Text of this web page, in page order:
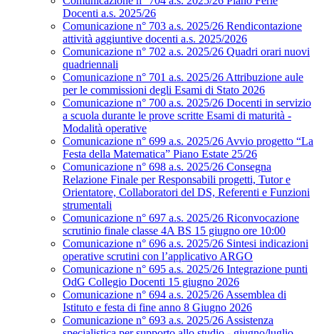
Docenti a.s. 2025/26
Comunicazione n° 703 a.s. 2025/26 Rendicontazione
attività aggiuntive docenti a.s. 2025/2026
Comunicazione n° 702 a.s. 2025/26 Quadri orari nuovi
quadriennali
Comunicazione n° 701 a.s. 2025/26 Attribuzione aule
per le commissioni degli Esami di Stato 2026
Comunicazione n° 700 a.s. 2025/26 Docenti in servizio
a scuola durante le prove scritte Esami di maturità -
Modalità operative
Comunicazione n° 699 a.s. 2025/26 Avvio progetto “La
Festa della Matematica” Piano Estate 25/26
Comunicazione n° 698 a.s. 2025/26 Consegna
Relazione Finale per Responsabili progetti, Tutor e
Orientatore, Collaboratori del DS, Referenti e Funzioni
strumentali
Comunicazione n° 697 a.s. 2025/26 Riconvocazione
scrutinio finale classe 4A BS 15 giugno ore 10:00
Comunicazione n° 696 a.s. 2025/26 Sintesi indicazioni
operative scrutini con l’applicativo ARGO
Comunicazione n° 695 a.s. 2025/26 Integrazione punti
OdG Collegio Docenti 15 giugno 2026
Comunicazione n° 694 a.s. 2025/26 Assemblea di
Istituto e festa di fine anno 8 Giugno 2026
Comunicazione n° 693 a.s. 2025/26 Assistenza